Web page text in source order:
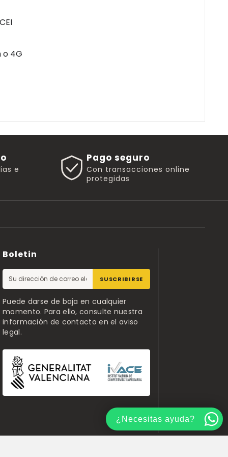
o 4G
e
Pago seguro
Con transacciones online
protegidas
Boletin
SUSCRIBIRSE
Puede darse de baja en cualquier
momento. Para ello, consulte nuestra
información de contacto en el aviso
legal.
¿Necesitas ayuda?